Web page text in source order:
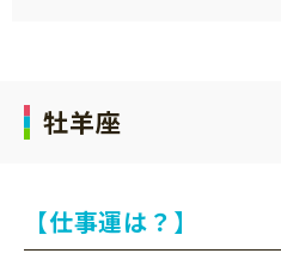
牡羊座
【仕事運は？】